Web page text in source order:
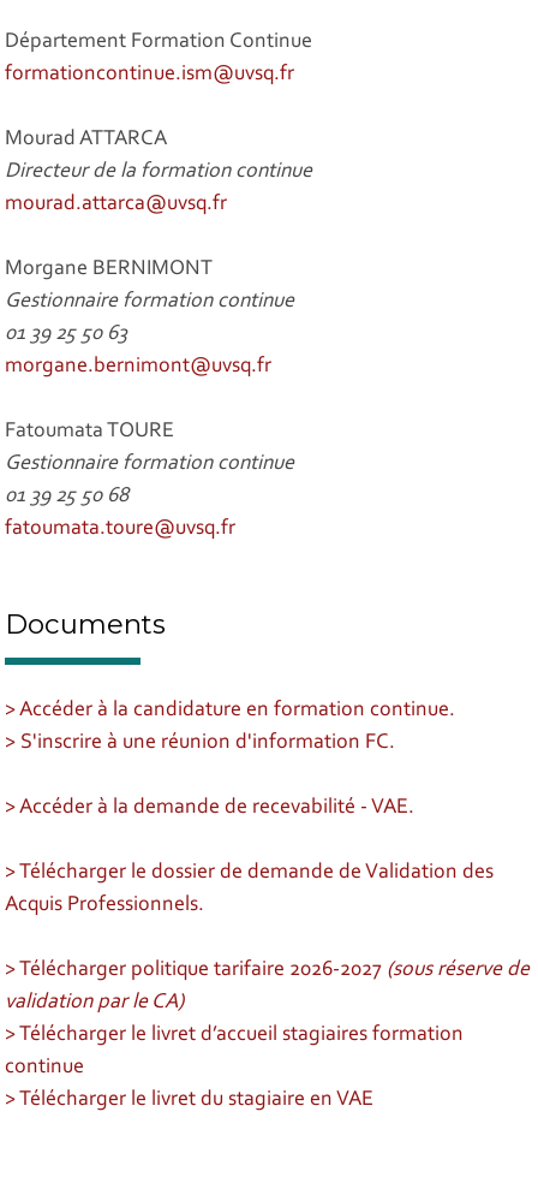
Département Formation Continue
formationcontinue.ism@uvsq.fr
Mourad ATTARCA
Directeur de la formation continue
mourad.attarca@uvsq.fr
Morgane BERNIMONT
Gestionnaire formation continue
01 39 25 50 63
morgane.bernimont@uvsq.fr
Fatoumata TOURE
Gestionnaire formation continue
01 39 25 50 68
fatoumata.toure@uvsq.fr
Documents
> Accéder à la candidature en formation continue.
> S'inscrire à une réunion d'information FC.
> Accéder à la demande de recevabilité - VAE.
> Télécharger le dossier de demande de Validation des
Acquis Professionnels.
> Télécharger politique tarifaire 2026-2027 (sous réserve de
validation par le CA)
> Télécharger le livret d’accueil stagiaires formation
continue
> Télécharger le livret du stagiaire en VAE